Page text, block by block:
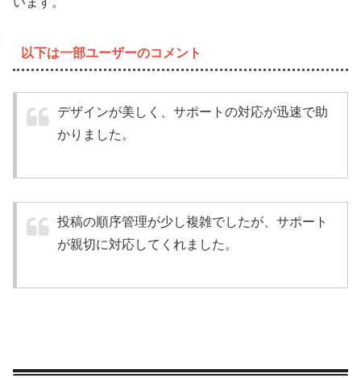
以下は一部ユーザーのコメント
デザインが美しく、サポートの対応が迅速で助
かりました。
投稿の順序管理が少し複雑でしたが、サポート
が親切に対応してくれました。